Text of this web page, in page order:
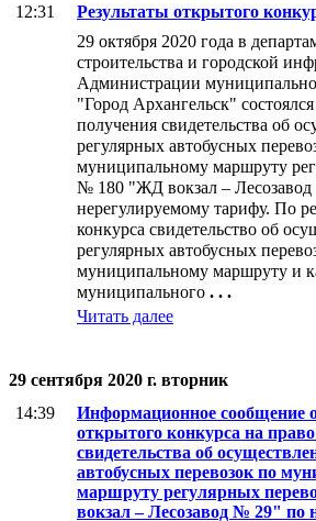
12:31
Результаты открытого
29 октября 2020 года в
строительства и городской
Администрации
"Город Архангельск"
получения свидетельства об
регулярных автобусных
муниципальному маршруту
№ 180 "ЖД вокзал –
нерегулируемому тарифу. По
конкурса свидетельство об
регулярных автобусных
муниципальному маршруту и
муниципального . . .
Читать далее
29 сентября 2020 г. вторник
14:39
Информационное сообщение
открытого конкурса на
свидетельства об
автобусных перевозок по
маршруту регулярных
вокзал – Лесозавод № 29" по